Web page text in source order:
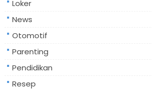
Loker
News
Otomotif
Parenting
Pendidikan
Resep